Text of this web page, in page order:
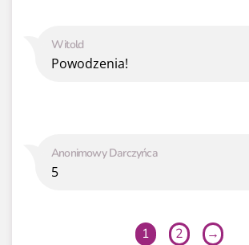
Anonimowy Darczyńca
5
Witold
Powodzenia!
1 2 →